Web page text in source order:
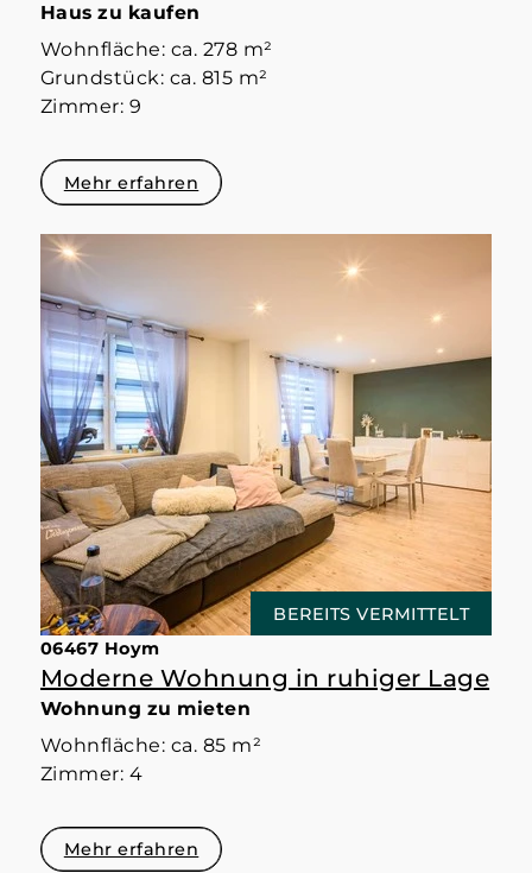
Haus zu kaufen
Wohnfläche: ca. 278 m²
Grundstück: ca. 815 m²
Zimmer: 9
Mehr erfahren
BEREITS VERMITTELT
06467 Hoym
Moderne Wohnung in ruhiger Lage
Wohnung zu mieten
Wohnfläche: ca. 85 m²
Zimmer: 4
Mehr erfahren